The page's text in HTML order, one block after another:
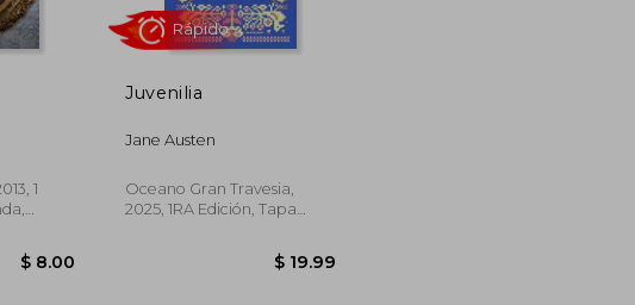
1
Juvenilia
Jane Austen
Oceano Gran Travesia,
2025, 1RA Edición, Tapa